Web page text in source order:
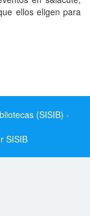
ellos eligen para
(SISIB) -
SISIB